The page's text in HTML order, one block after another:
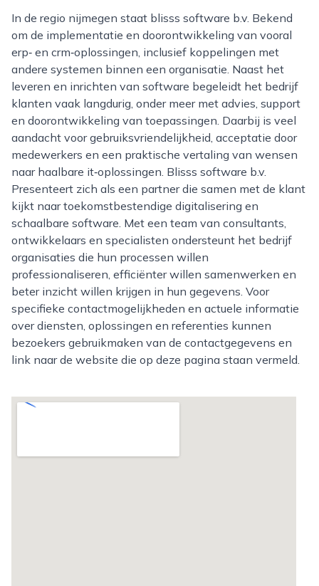
In de regio nijmegen staat blisss software b.v. Bekend
om de implementatie en doorontwikkeling van vooral
erp‑ en crm‑oplossingen, inclusief koppelingen met
andere systemen binnen een organisatie. Naast het
leveren en inrichten van software begeleidt het bedrijf
klanten vaak langdurig, onder meer met advies, support
en doorontwikkeling van toepassingen. Daarbij is veel
aandacht voor gebruiksvriendelijkheid, acceptatie door
medewerkers en een praktische vertaling van wensen
naar haalbare it‑oplossingen. Blisss software b.v.
Presenteert zich als een partner die samen met de klant
kijkt naar toekomstbestendige digitalisering en
schaalbare software. Met een team van consultants,
ontwikkelaars en specialisten ondersteunt het bedrijf
organisaties die hun processen willen
professionaliseren, efficiënter willen samenwerken en
beter inzicht willen krijgen in hun gegevens. Voor
specifieke contactmogelijkheden en actuele informatie
over diensten, oplossingen en referenties kunnen
bezoekers gebruikmaken van de contactgegevens en
link naar de website die op deze pagina staan vermeld.